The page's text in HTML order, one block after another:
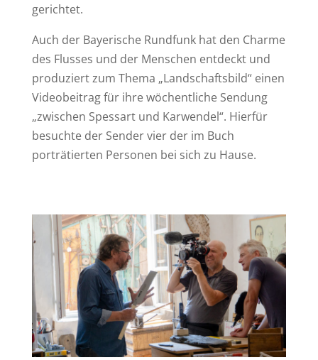
gerichtet.
Auch der Bayerische Rundfunk hat den Charme
des Flusses und der Menschen entdeckt und
produziert zum Thema „Landschaftsbild“ einen
Videobeitrag für ihre wöchentliche Sendung
„zwischen Spessart und Karwendel“. Hierfür
besuchte der Sender vier der im Buch
porträtierten Personen bei sich zu Hause.